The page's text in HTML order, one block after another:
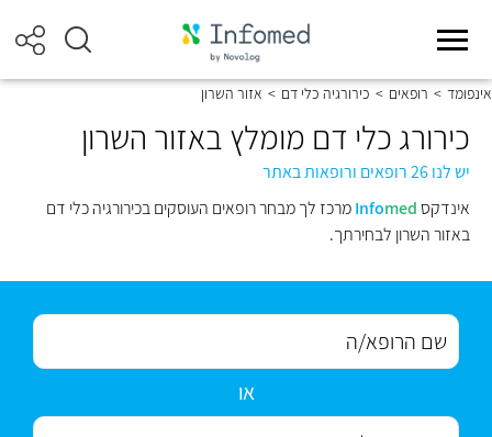
אינפומד > רופאים > כירורגיה כלי דם > אזור השרון
כירורג כלי דם מומלץ באזור השרון
יש לנו 26 רופאים ורופאות באתר
אינדקס
Infomed
מרכז לך מבחר רופאים העוסקים בכירורגיה כלי דם
באזור השרון לבחירתך.
או